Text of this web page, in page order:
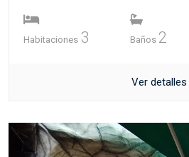
Habitaciones 3 Baños 2
Ver detalles